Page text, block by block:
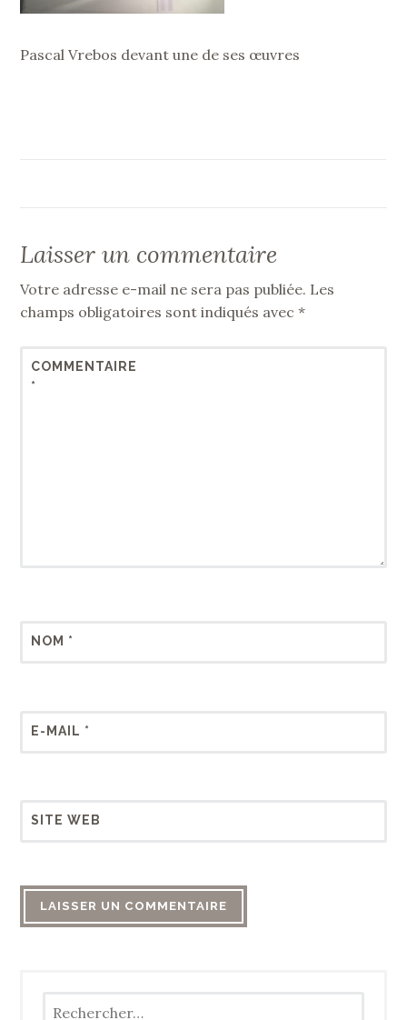
Pascal Vrebos devant une de ses œuvres
Laisser un commentaire
Votre adresse e-mail ne sera pas publiée. Les
champs obligatoires sont indiqués avec*
COMMENTAIRE
*
NOM *
E-MAIL *
SITE WEB